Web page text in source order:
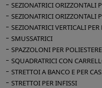
SEZIONATRICI ORIZZONTALI
SEZIONATRICI ORIZZONTALI
SEZIONATRICI VERTICALI
SMUSSATRICI
SPAZZOLONI PER
SQUADRATRICI CON
STRETTOI A BANCO E PER
STRETTOI PER INFISSI